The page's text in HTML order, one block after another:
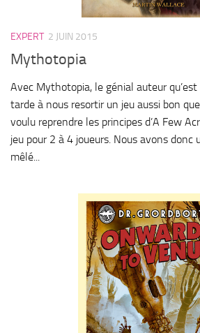
EXPERT 2 JUIN 2015
Mythotopia
Avec Mythotopia, le génial auteur
tarde à nous resortir un jeu aussi bon
voulu reprendre les principes d’A Few
jeu pour 2 à 4 joueurs. Nous avons donc
mêlé...